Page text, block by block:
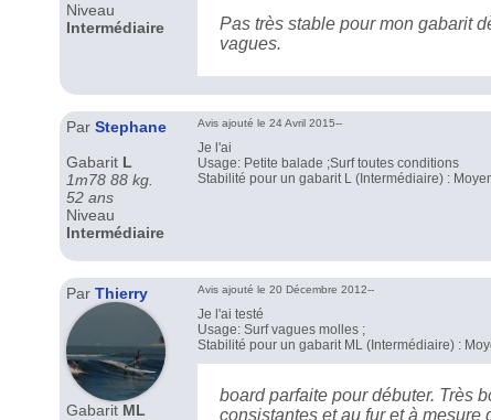
Niveau
Intermédiaire
Pas très stable pour mon gabarit
vagues.
Par Stephane
Gabarit L
1m78 88 kg.
52 ans
Niveau
Intermédiaire
Avis ajouté le 24 Avril 2015--
Je l'ai
Usage: Petite balade ;Surf toutes conditions
Stabilité pour un gabarit L (Intermédiaire) :
Par Thierry
Gabarit ML
Avis ajouté le 20 Décembre 2012--
Je l'ai testé
Usage: Surf vagues molles ;
Stabilité pour un gabarit ML (Intermédiaire) :
board parfaite pour débuter. Très
consistantes et au fur et à mesure